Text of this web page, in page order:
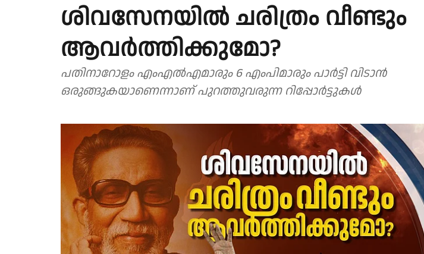
ശിവസേനയില്‍ ചരിത്രം വീണ്ടും
ആവര്‍ത്തിക്കുമോ?
പതിനാറോളം എംഎല്‍എമാരും 6 എംപിമാരും പാര്‍ട്ടി വിടാന്‍
ഒരുങ്ങുകയാണെന്നാണ് പുറത്തുവരുന്ന റിപ്പോര്‍ട്ടുകള്‍